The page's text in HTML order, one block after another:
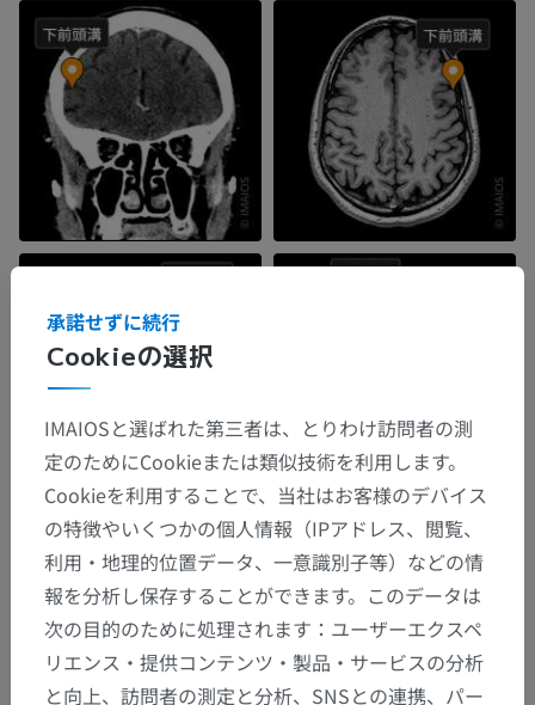
Cookieの選択
承諾せずに続行
IMAIOSと選ばれた第三者は、とりわけ訪問者の測
定のためにCookieまたは類似技術を利用します。
Cookieを利用することで、当社はお客様のデバイス
の特徴やいくつかの個人情報（IPアドレス、閲覧、
利用・地理的位置データ、一意識別子等）などの情
報を分析し保存することができます。このデータは
次の目的のために処理されます：ユーザーエクスペ
リエンス・提供コンテンツ・製品・サービスの分析
と向上、訪問者の測定と分析、SNSとの連携、パー